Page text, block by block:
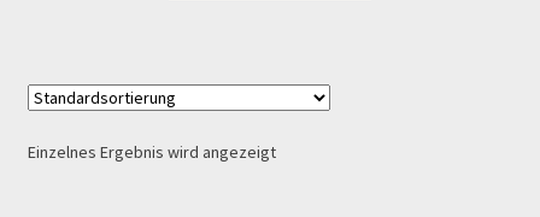
Kasse
Einzelnes Ergebnis wird angezeigt